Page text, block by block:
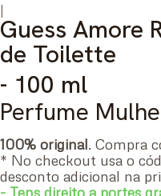
|
Guess Amore
de Toilette
- 100 ml
Perfume
100% original. Compra
* No checkout usa o
desconto adicional na
- Tens direito a portes